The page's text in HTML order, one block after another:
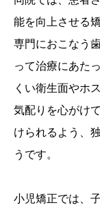
能を向上させる
専門におこなう
って治療にあた
くい衛生面やホ
気配りを心がけ
けられるよう、
うです。
小児矯正では、